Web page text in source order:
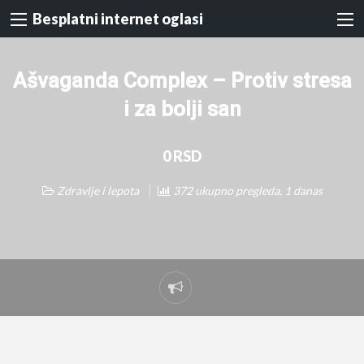
Besplatni internet oglasi
Ašvaganda Complex – Protiv stresa
i za bolji san
0 RSD
Zdravlje i lepota 372 ukupno pregleda, 1 danas
Prijavi
problem